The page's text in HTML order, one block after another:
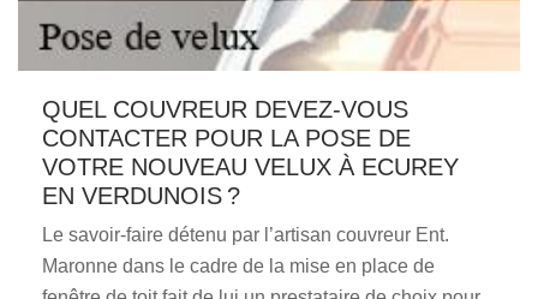
QUEL COUVREUR DEVEZ-VOUS
CONTACTER POUR LA POSE DE
VOTRE NOUVEAU VELUX À ECUREY
EN VERDUNOIS ?
Le savoir-faire détenu par l’artisan couvreur Ent.
Maronne dans le cadre de la mise en place de